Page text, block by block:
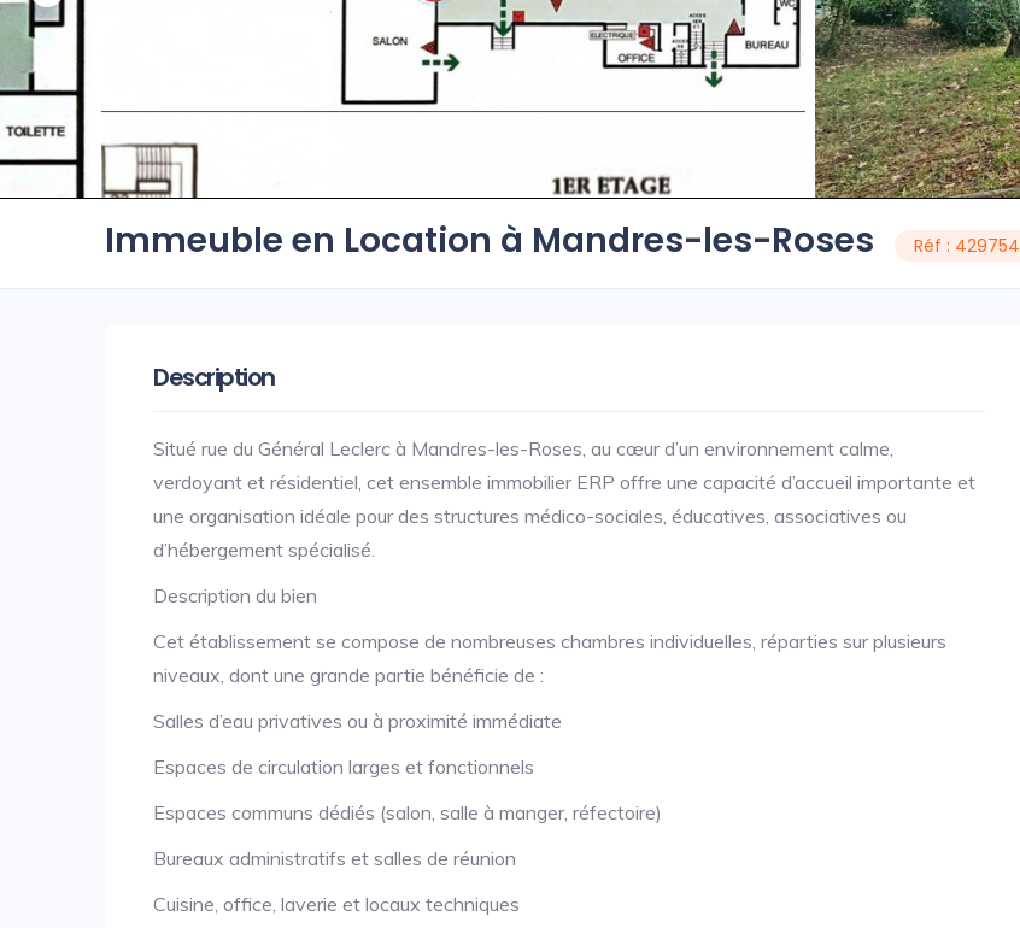
Immeuble en Location à Mandres-les-Roses Réf : 429754
Description
Situé rue du Général Leclerc à Mandres-les-Roses, au cœur d’un environnement calme,
verdoyant et résidentiel, cet ensemble immobilier ERP offre une capacité d’accueil importante et
une organisation idéale pour des structures médico-sociales, éducatives, associatives ou
d’hébergement spécialisé.
Description du bien
Cet établissement se compose de nombreuses chambres individuelles, réparties sur plusieurs
niveaux, dont une grande partie bénéficie de :
Salles d’eau privatives ou à proximité immédiate
Espaces de circulation larges et fonctionnels
Espaces communs dédiés (salon, salle à manger, réfectoire)
Bureaux administratifs et salles de réunion
Cuisine, office, laverie et locaux techniques